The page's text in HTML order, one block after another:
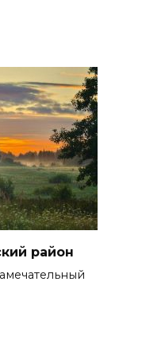
район